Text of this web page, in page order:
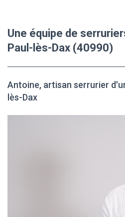
Une équipe de
Paul-lès-Dax (40990)
Antoine, artisan serrurier
lès-Dax